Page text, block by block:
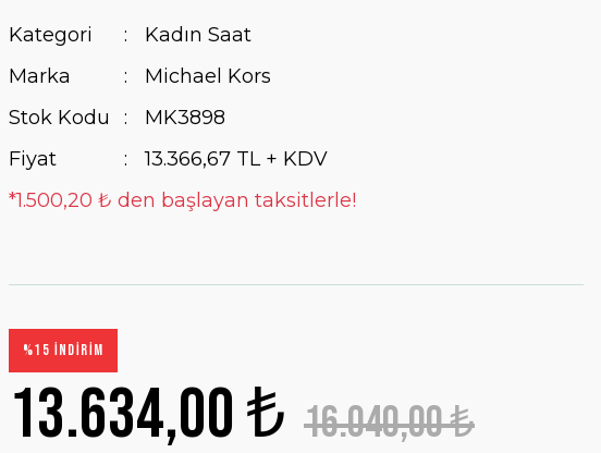
Kategori
Kadın Saat
Marka
Michael Kors
Stok Kodu
MK3898
Fiyat
13.366,67 TL + KDV
*1.500,20 ₺ den başlayan taksitlerle!
%15 İNDİRİM
13.634,00 ₺ 16.040,00 ₺